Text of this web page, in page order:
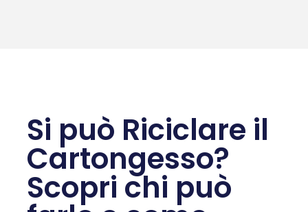
Si può Riciclare il
Cartongesso?
Scopri chi può